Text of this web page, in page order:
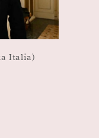
Italia)